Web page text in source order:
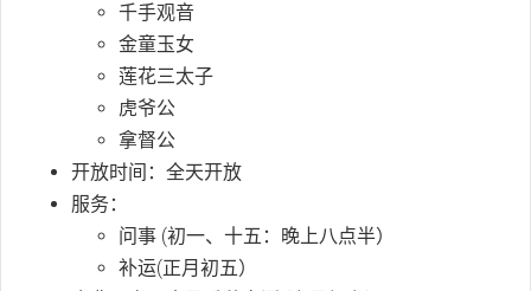
千手观音
金童玉女
莲花三太子
虎爷公
拿督公
开放时间：全天开放
服务：
问事 (初一、十五：晚上八点半）
补运(正月初五）